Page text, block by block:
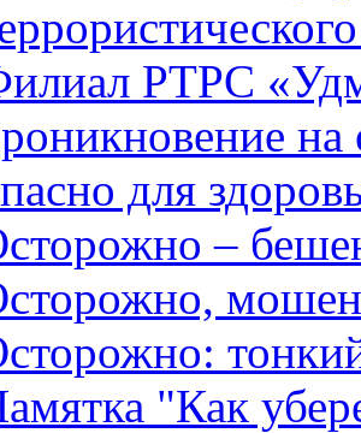
РТРС
на
для
–
"Как